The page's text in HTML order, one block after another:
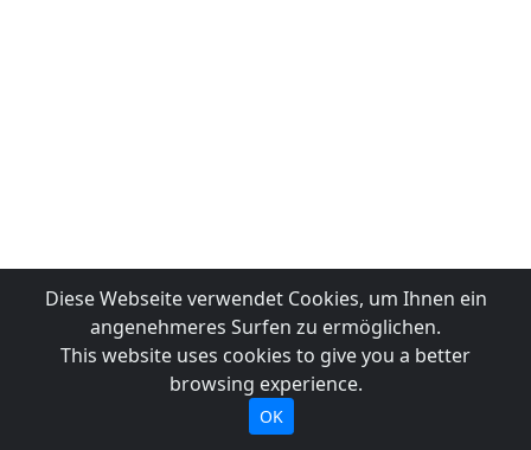
Diese Webseite verwendet Cookies, um Ihnen ein
angenehmeres Surfen zu ermöglichen.
This website uses cookies to give you a better
browsing experience.
OK